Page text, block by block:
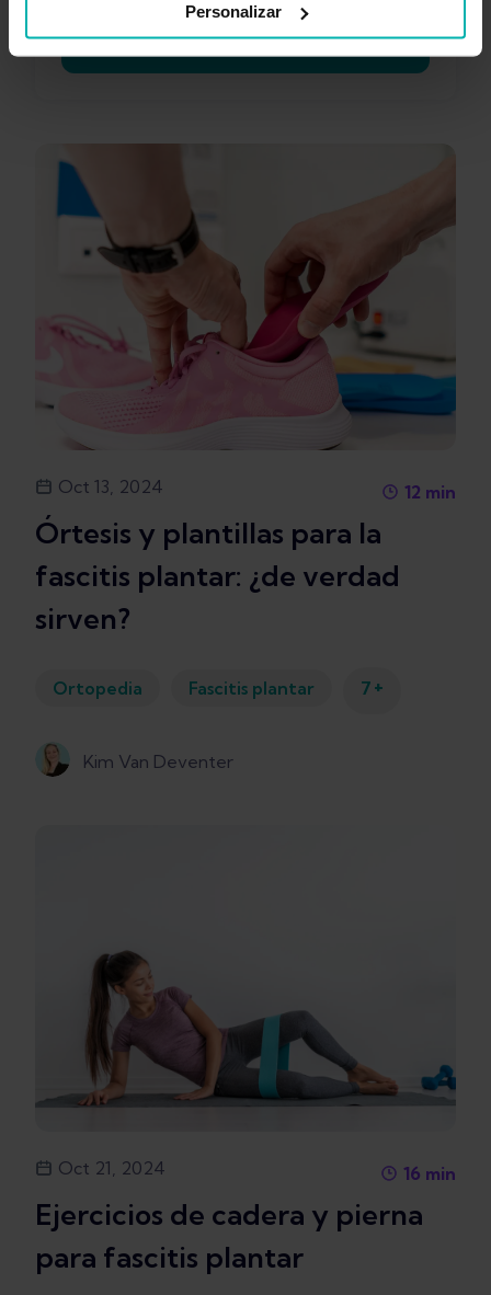
Personalizar
Descargar ahora
Oct 13, 2024 12 min
Órtesis y plantillas para la
fascitis plantar: ¿de verdad
sirven?
Ortopedia Fascitis plantar 7 +
Kim Van Deventer
Oct 21, 2024 16 min
Ejercicios de cadera y pierna
para fascitis plantar